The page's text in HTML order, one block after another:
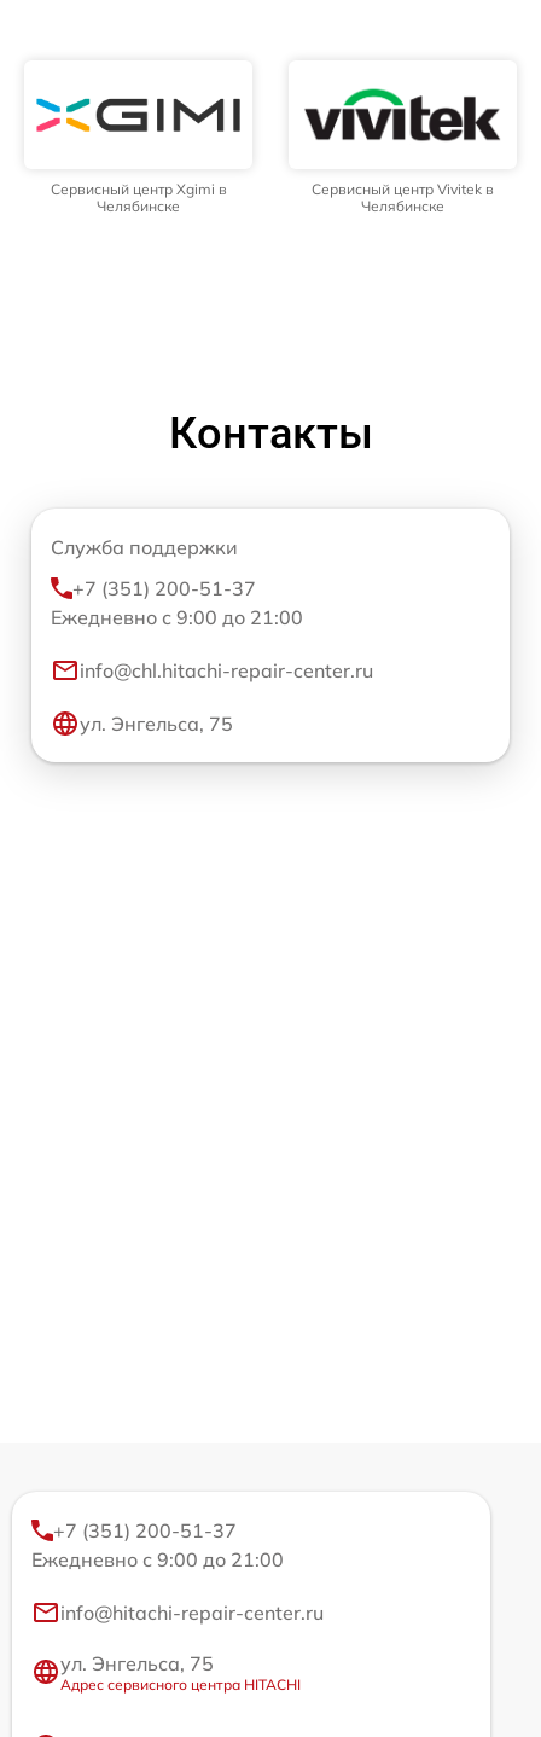
Сервисный центр Xgimi в
Челябинске
Сервисный центр Vivitek в
Челябинске
Контакты
Служба поддержки
+7 (351) 200-51-37
Ежедневно с 9:00 до 21:00
info@chl.hitachi-repair-center.ru
ул. Энгельса, 75
+7 (351) 200-51-37
Ежедневно с 9:00 до 21:00
info@hitachi-repair-center.ru
ул. Энгельса, 75
Адрес сервисного центра HITACHI